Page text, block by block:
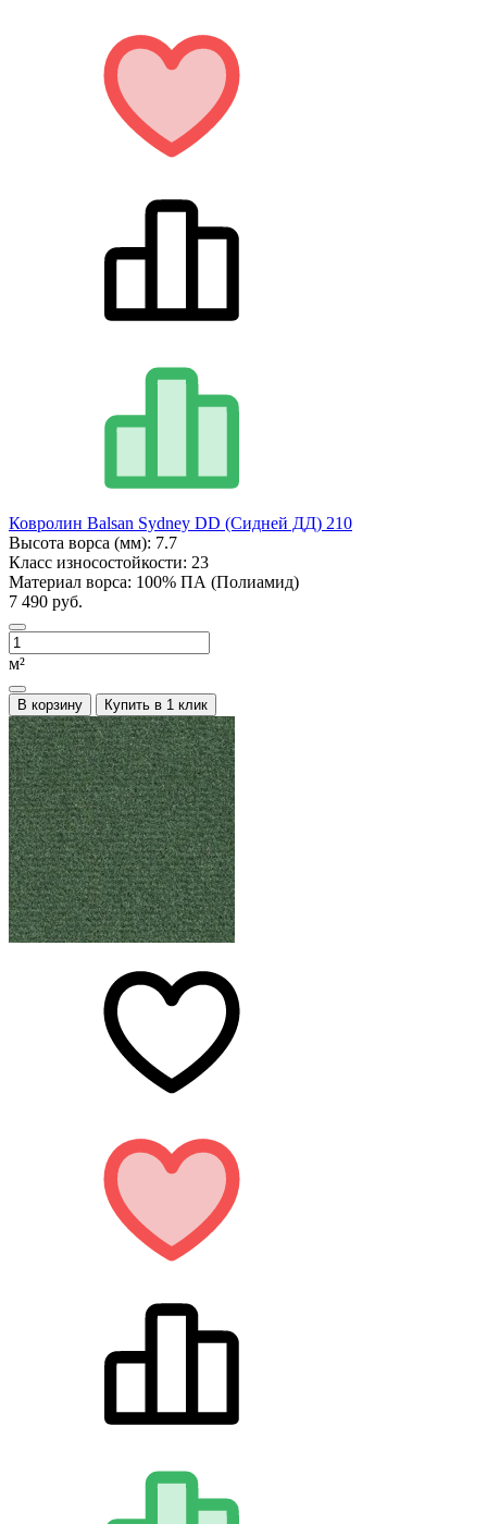
Ковролин Balsan Sydney DD (Сидней ДД) 210
Высота ворса (мм): 7.7
Класс износостойкости: 23
Материал ворса: 100% ПА (Полиамид)
7 490 руб.
м²
В корзину Купить в 1 клик